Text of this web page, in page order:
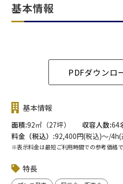
基本情報
PDFダウンロ
基本情報
面積 92㎡（27坪） 収容人数 64
料金（税込）
92,400円(税込)〜/4h(
※表示料金は最短ご利用時間での参考価格で
特長